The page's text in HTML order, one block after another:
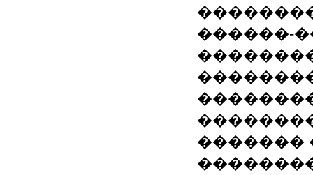
������-
�������